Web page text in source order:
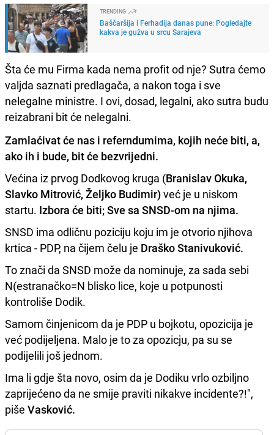
TRENDING
Baščaršija i Ferhadija danas pune: Pogledajte
kakva je gužva u srcu Sarajeva
Šta će mu Firma kada nema profit od nje? Sutra ćemo
valjda saznati predlagača, a nakon toga i sve
nelegalne ministre. I ovi, dosad, legalni, ako sutra budu
reizabrani bit će nelegalni.
Zamlaćivat će nas i referndumima, kojih neće biti, a,
ako ih i bude, bit će bezvrijedni.
Većina iz prvog Dodkovog kruga (Branislav Okuka,
Slavko Mitrović, Željko Budimir)već je u niskom
startu. Izbora će biti; Sve sa SNSD-om na njima.
SNSD ima odličnu poziciju koju im je otvorio njihova
krtica - PDP, na čijem čelu je Draško Stanivuković.
To znači da SNSD može da nominuje, za sada sebi
N(estranačko=N blisko lice, koje u potpunosti
kontroliše Dodik.
Samom činjenicom da je PDP u bojkotu, opozicija je
već podijeljena. Malo je to za opozicju, pa su se
podijelili još jednom.
Ima li gdje šta novo, osim da je Dodiku vrlo ozbiljno
zaprijećeno da ne smije praviti nikakve incidente?!",
piše Vasković.